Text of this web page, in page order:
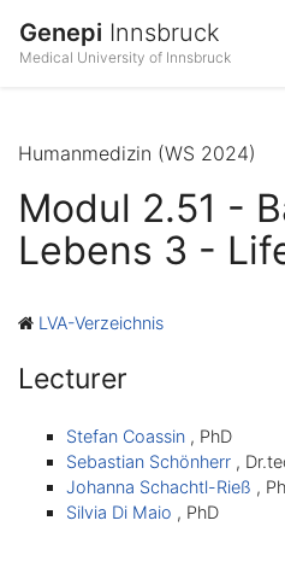
Genepi Innsbruck
Medical University of Innsbruck
Humanmedizin (WS 2024)
Modul 2.51 -
Lebens 3 -
LVA-Verzeichnis
Lecturer
Stefan Coassin , PhD
Sebastian Schönherr ,
Johanna Schachtl-Rieß ,
Silvia Di Maio , PhD